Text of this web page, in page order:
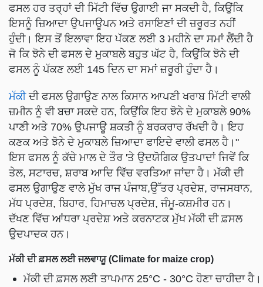
ਫਸਲ ਹਰ ਤਰ੍ਹਾਂ ਦੀ ਮਿੱਟੀ ਵਿੱਚ ਉਗਾਈ ਜਾ ਸਕਦੀ ਹੈ, ਕਿਉਂਕਿ
ਇਸਨੂੰ ਜ਼ਿਆਦਾ ਉਪਜਾਊਪਨ ਅਤੇ ਰਸਾਇਣਾਂ ਦੀ ਜ਼ਰੂਰਤ ਨਹੀਂ
ਹੁੰਦੀ। ਇਸ ਤੋਂ ਇਲਾਵਾ ਇਹ ਪੱਕਣ ਲਈ 3 ਮਹੀਨੇ ਦਾ ਸਮਾਂ ਲੈਂਦੀ ਹੈ
ਜੋ ਕਿ ਝੋਨੇ ਦੀ ਫਸਲ ਦੇ ਮੁਕਾਬਲੇ ਬਹੁਤ ਘੱਟ ਹੈ, ਕਿਉਂਕਿ ਝੋਨੇ ਦੀ
ਫਸਲ ਨੂੰ ਪੱਕਣ ਲਈ 145 ਦਿਨ ਦਾ ਸਮਾਂ ਜ਼ਰੂਰੀ ਹੁੰਦਾ ਹੈ।
ਮੱਕੀਦੀ ਫਸਲ ਉਗਾਉਣ ਨਾਲ ਕਿਸਾਨ ਆਪਣੀ ਖਰਾਬ ਮਿੱਟੀ ਵਾਲੀ
ਜ਼ਮੀਨ ਨੂੰ ਵੀ ਬਚਾ ਸਕਦੇ ਹਨ, ਕਿਉਂਕਿ ਇਹ ਝੋਨੇ ਦੇ ਮੁਕਾਬਲੇ 90%
ਪਾਣੀ ਅਤੇ 70% ਉਪਜਾਊ ਸ਼ਕਤੀ ਨੂੰ ਬਰਕਰਾਰ ਰੱਖਦੀ ਹੈ। ਇਹ
ਕਣਕ ਅਤੇ ਝੋਨੇ ਦੇ ਮੁਕਾਬਲੇ ਜ਼ਿਆਦਾ ਫਾਇਦੇ ਵਾਲੀ ਫਸਲ ਹੈ।"
ਇਸ ਫਸਲ ਨੂੰ ਕੱਚੇ ਮਾਲ ਦੇ ਤੌਰ 'ਤੇ ਉਦਯੋਗਿਕ ਉਤਪਾਦਾਂ ਜਿਵੇਂ ਕਿ
ਤੇਲ, ਸਟਾਰਚ, ਸ਼ਰਾਬ ਆਦਿ ਵਿੱਚ ਵਰਤਿਆ ਜਾਂਦਾ ਹੈ। ਮੱਕੀ ਦੀ
ਫਸਲ ਉਗਾਉਣ ਵਾਲੇ ਮੁੱਖ ਰਾਜ ਪੰਜਾਬ,ਉੱਤਰ ਪ੍ਰਦੇਸ਼, ਰਾਜਸਥਾਨ,
ਮੱਧ ਪ੍ਰਦੇਸ਼, ਬਿਹਾਰ, ਹਿਮਾਚਲ ਪ੍ਰਦੇਸ਼, ਜੰਮੂ-ਕਸ਼ਮੀਰ ਹਨ।
ਦੱਖਣ ਵਿੱਚ ਆਂਧਰਾ ਪ੍ਰਦੇਸ਼ ਅਤੇ ਕਰਨਾਟਕ ਮੁੱਖ ਮੱਕੀ ਦੀ ਫ਼ਸਲ
ਉਦਪਾਦਕ ਹਨ।
ਮੱਕੀ ਦੀ ਫ਼ਸਲ ਲਈ ਜਲਵਾਯੂ (Climate for maize crop)
ਮੱਕੀ ਦੀ ਫ਼ਸਲ ਲਈ ਤਾਪਮਾਨ 25°C - 30°C ਹੋਣਾ ਚਾਹੀਦਾ ਹੈ।